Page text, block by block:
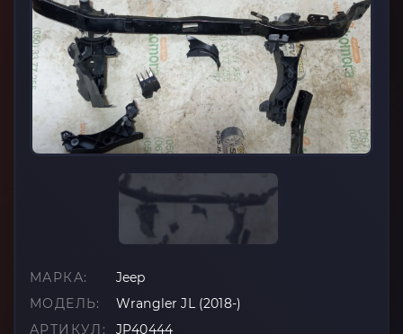
МАРКА:
Jeep
МОДЕЛЬ:
Wrangler JL (2018-)
АРТИКУЛ:
JP40444